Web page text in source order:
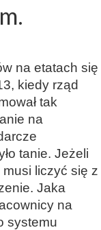
na etatach się
kiedy rząd
tak
na
tanie. Jeżeli
musi liczyć się z
Jaka
na
systemu